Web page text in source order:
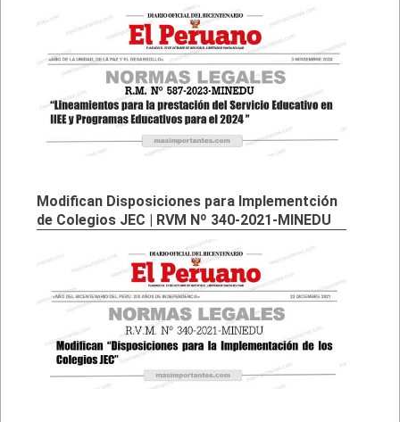
Modifican Disposiciones para Implementción
de Colegios JEC | RVM Nº 340-2021-MINEDU